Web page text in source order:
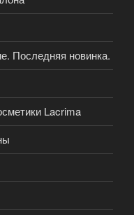
Последняя новинка.
Lacrima